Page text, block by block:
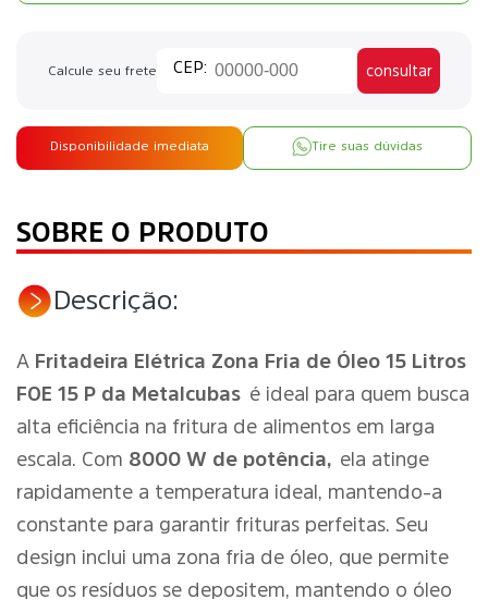
Calcule seu frete consultar
Disponibilidade imediata Tire suas dúvidas
SOBRE O PRODUTO
Descrição:
A Fritadeira Elétrica Zona Fria de Óleo 15 Litros
FOE 15 P da Metalcubas é ideal para quem busca
alta eficiência na fritura de alimentos em larga
escala. Com 8000 W de potência, ela atinge
rapidamente a temperatura ideal, mantendo-a
constante para garantir frituras perfeitas. Seu
design inclui uma zona fria de óleo, que permite
que os resíduos se depositem, mantendo o óleo